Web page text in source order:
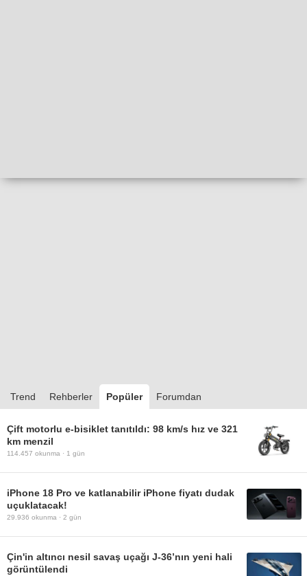
Trend Rehberler Popüler Forumdan
Çift motorlu e-bisiklet tanıtıldı: 98 km/s hız ve 321
km menzil
114.457 okunma · 1 gün
iPhone 18 Pro ve katlanabilir iPhone fiyatı dudak
uçuklatacak!
29.936 okunma · 2 gün
Çin'in altıncı nesil savaş uçağı J-36’nın yeni hali
görüntülendi